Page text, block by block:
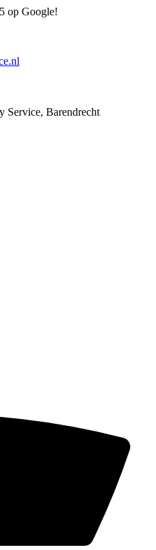
op Google!
Service, Barendrecht